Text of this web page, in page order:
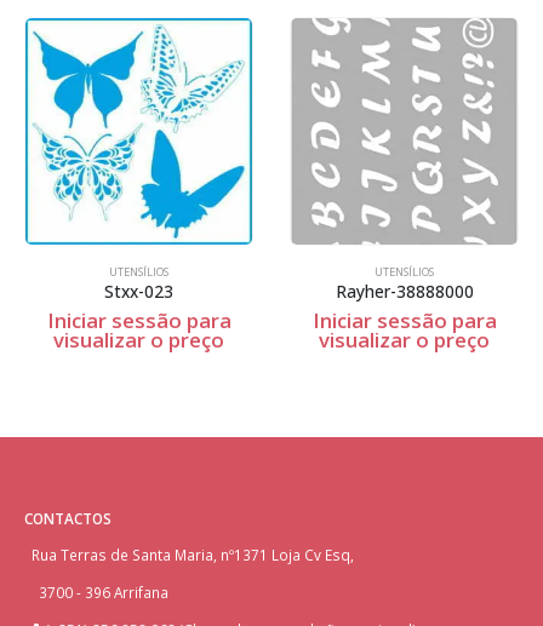
UTENSÍLIOS
Stxx-023
Iniciar sessão para
visualizar o preço
UTENSÍLIOS
Rayher-38888000
Iniciar sessão para
visualizar o preço
CONTACTOS
Rua Terras de Santa Maria, nº1371 Loja Cv Esq,
3700 - 396 Arrifana